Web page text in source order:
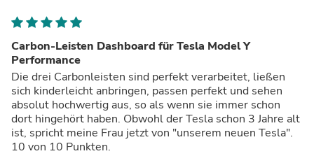
Carbon-Leisten Dashboard für Tesla Model Y
Performance
Die drei Carbonleisten sind perfekt verarbeitet, ließen
sich kinderleicht anbringen, passen perfekt und sehen
absolut hochwertig aus, so als wenn sie immer schon
dort hingehört haben. Obwohl der Tesla schon 3 Jahre alt
ist, spricht meine Frau jetzt von "unserem neuen Tesla".
10 von 10 Punkten.